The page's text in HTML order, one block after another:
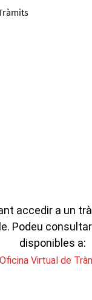
accedir a un
Podeu
disponibles a:
Oficina Virtual de